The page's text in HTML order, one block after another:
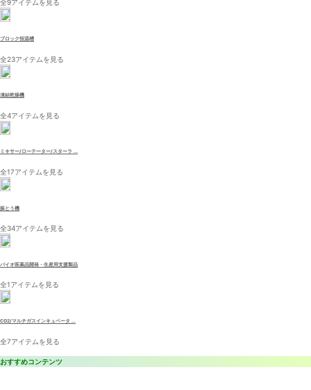
全9アイテムを見る
ブロック恒温槽
全23アイテムを見る
凍結乾燥機
全4アイテムを見る
ミキサー/ローテーター/スターラ ...
全17アイテムを見る
振とう機
全34アイテムを見る
バイオ医薬品開発・生産用支援製品
全1アイテムを見る
CO2/マルチガスインキュベータ ...
全7アイテムを見る
おすすめコンテンツ